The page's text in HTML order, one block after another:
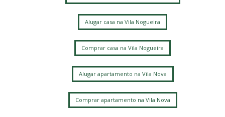
Alugar casa na Vila Nogueira
Comprar casa na Vila Nogueira
Alugar apartamento na Vila Nova
Comprar apartamento na Vila Nova